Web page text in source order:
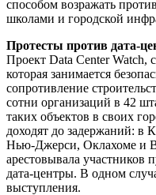
способом возражать
школами и городской
Протесты против дата-
Проект Data Center Watch,
которая занимается
сопротивление
сотни организаций в 42
таких объектов в своих
доходят до задержаний:
Нью-Джерси, Оклахоме и
арестовывала участников
дата-центры. В одном
выступления.